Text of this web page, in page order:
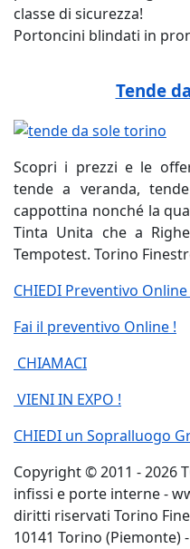
classe di sicurezza!
Portoncini blindati in
Tende
Scopri i prezzi e le
tende a veranda,
cappottina nonché la
Tinta Unita che a
Tempotest. Torino
CHIEDI Preventivo Online
Fai il preventivo Online !
CHIAMACI
VIENI IN EXPO !
CHIEDI un Sopralluogo
Copyright © 2011 - 2026
infissi e porte interne -
diritti riservati Torino
10141 Torino (Piemonte) -